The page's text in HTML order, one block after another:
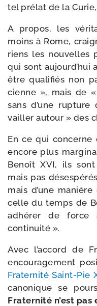
tel pré­lat de la
A pro­pos, les
moins à Rome,
riens les nou­velles
qui sont aujourd’­hui
être qua­li­fiés non
cienne », mais de
sans d’une
vailler autour » des
En ce qui concerne
encore plus
Benoît XVI, ils
mais pas
mais d’une
celle du temps de
adhé­rer de force
continuité ».
Avec l’ac­cord de
encou­ra­ge­ment
Fraternité Saint-​Pie
cano­nique se
Fraternité n’est